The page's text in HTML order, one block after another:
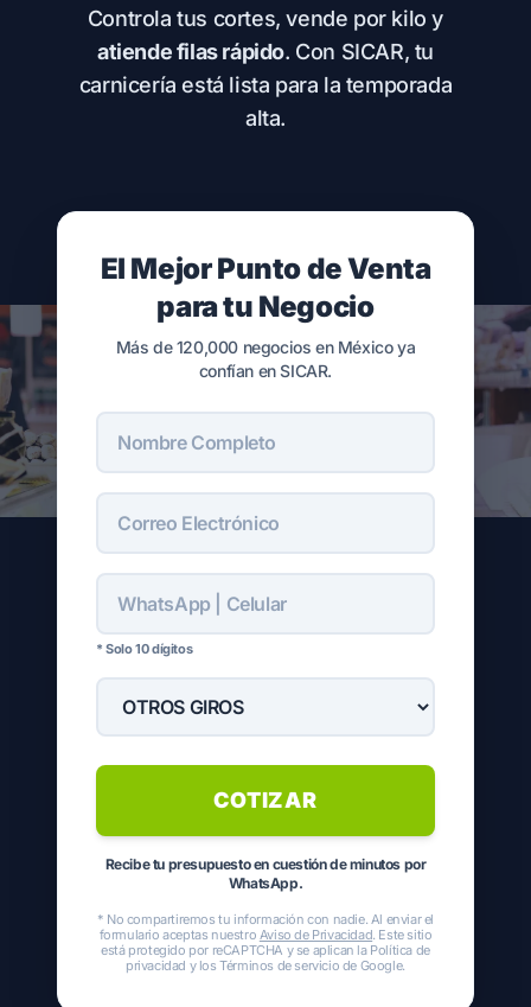
Controla tus cortes, vende por kilo y
atiende filas rápido. Con SICAR, tu
carnicería está lista para la temporada
alta.
El Mejor Punto de Venta
para tu Negocio
Más de 120,000 negocios en México ya
confían en SICAR.
* Solo 10 dígitos
COTIZAR
Recibe tu presupuesto en cuestión de minutos por
WhatsApp.
* No compartiremos tu información con nadie. Al enviar el
formulario aceptas nuestro Aviso de Privacidad. Este sitio
está protegido por reCAPTCHA y se aplican la Política de
privacidad y losTérminos de servicio de Google.